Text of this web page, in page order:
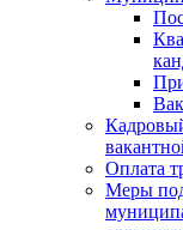
Оплата
Меры